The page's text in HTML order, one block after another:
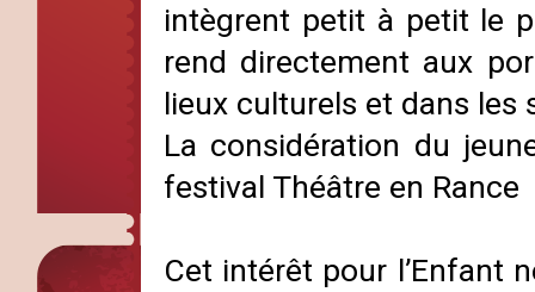
intègrent petit à petit le
rend directement aux
lieux culturels et dans les
La considération du
festival Théâtre en Rance
Cet intérêt pour l’Enfant